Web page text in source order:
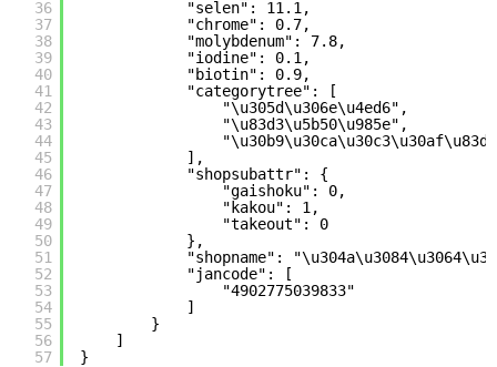
36
37
38
39
40
41
42
43
44
45
46
47
48
49
50
51
52
53
54
55
56
57
"selen": 11.1,
"chrome": 0.7,
"molybdenum": 7.8,
"iodine": 0.1,
"biotin": 0.9,
"categorytree": [
"\u305d\u306e\u4ed6",
"\u83d3\u5b50\u985e",
],
"shopsubattr": {
"gaishoku": 0,
"kakou": 1,
"takeout": 0
},
"shopname":
"jancode": [
"4902775039833"
]
}
]
}